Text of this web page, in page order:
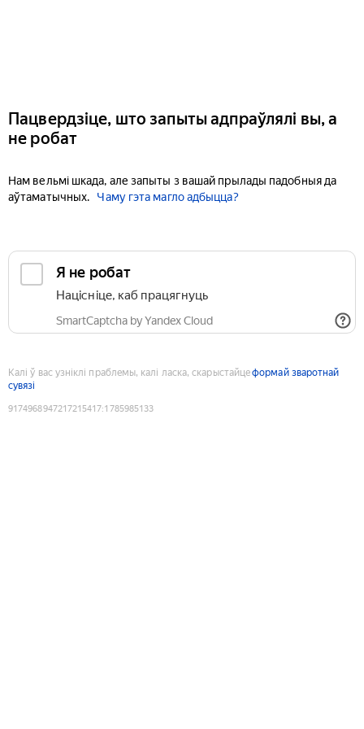
Пацвердзіце, што запыты адпраўлялі вы, а
не робат
Нам вельмі шкада, але запыты з вашай прылады падобныя да
аўтаматычных.
Чаму гэта магло адбыцца?
Я не робат
Націсніце, каб працягнуць
SmartCaptcha by Yandex Cloud
Калі ў вас узніклі праблемы, калі ласка, скарыстайцеформай зваротнай
сувязі
9174968947217215417:1785985133